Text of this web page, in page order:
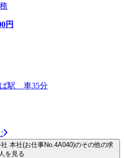
円
駅 車35分
本社(お仕事No.4A040)のその他の求
人を見る